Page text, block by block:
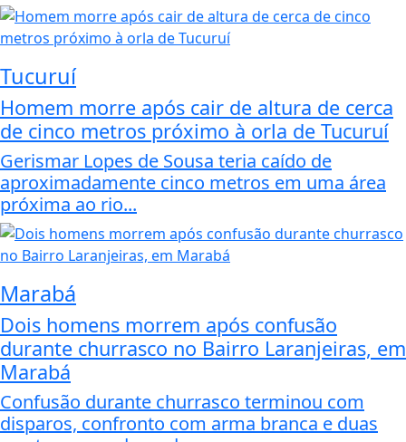
Tucuruí
Homem morre após cair de altura de cerca
de cinco metros próximo à orla de Tucuruí
Gerismar Lopes de Sousa teria caído de
aproximadamente cinco metros em uma área
próxima ao rio...
Marabá
Dois homens morrem após confusão
durante churrasco no Bairro Laranjeiras, em
Marabá
Confusão durante churrasco terminou com
disparos, confronto com arma branca e duas